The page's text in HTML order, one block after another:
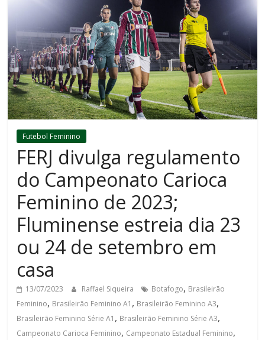
Futebol Feminino
FERJ divulga regulamento
do Campeonato Carioca
Feminino de 2023;
Fluminense estreia dia 23
ou 24 de setembro em
casa
13/07/2023 Raffael Siqueira Botafogo, Brasileirão
Feminino, Brasileirão Feminino A1 , Brasileirão Feminino A3,
Brasileirão Feminino Série A1 , Brasileirão Feminino Série A3,
Campeonato Carioca Feminino, Campeonato Estadual Feminino,